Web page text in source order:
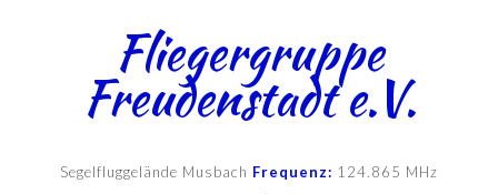
Fliegergruppe
Freudenstadt e.V.
Segelfluggelände Musbach Frequenz: 124.865 MHz